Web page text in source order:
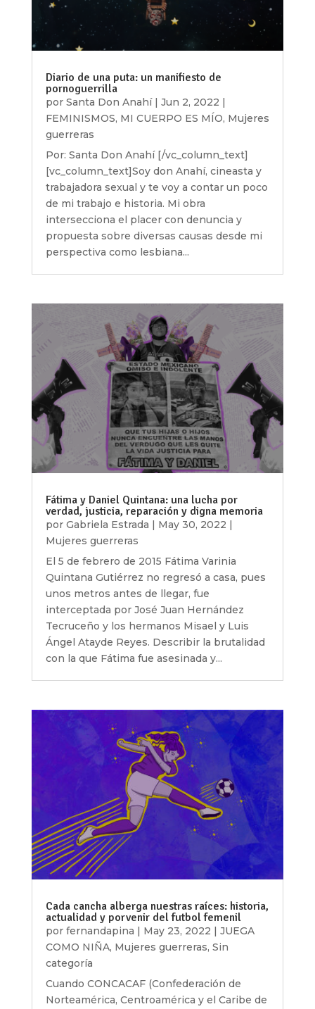
Diario de una puta: un manifiesto de
pornoguerrilla
por Santa Don Anahí| Jun 2, 2022 |
FEMINISMOS, MI CUERPO ES MÍO, Mujeres
guerreras
Por: Santa Don Anahí [/vc_column_text]
[vc_column_text]Soy don Anahí, cineasta y
trabajadora sexual y te voy a contar un poco
de mi trabajo e historia. Mi obra
intersecciona el placer con denuncia y
propuesta sobre diversas causas desde mi
perspectiva como lesbiana...
Fátima y Daniel Quintana: una lucha por
verdad, justicia, reparación y digna memoria
por Gabriela Estrada | May 30, 2022 |
Mujeres guerreras
El 5 de febrero de 2015 Fátima Varinia
Quintana Gutiérrez no regresó a casa, pues
unos metros antes de llegar, fue
interceptada por José Juan Hernández
Tecruceño y los hermanos Misael y Luis
Ángel Atayde Reyes. Describir la brutalidad
con la que Fátima fue asesinada y...
Cada cancha alberga nuestras raíces: historia,
actualidad y porvenir del futbol femenil
por fernandapina | May 23, 2022 | JUEGA
COMO NIÑA, Mujeres guerreras, Sin
categoría
Cuando CONCACAF (Confederación de
Norteamérica, Centroamérica y el Caribe de